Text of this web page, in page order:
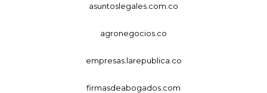
asuntoslegales.com.co
agronegocios.co
empresas.larepublica.co
firmasdeabogados.com